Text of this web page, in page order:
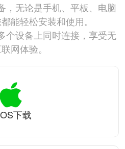
，无论是手机、平板、电脑
能轻松安装和使用。
个设备上同时连接，享受无
网体验。
下载